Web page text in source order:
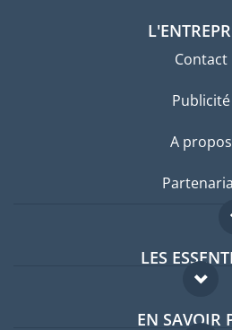
Contact
Publicité
A propos
LES
Forum
EN SAVOIR